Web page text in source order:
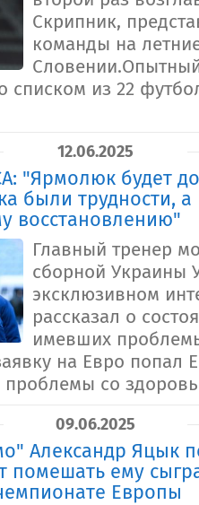
Скрипник,
команды на
списком из 22
12.06.2025
"Ярмолюк будет
были трудности, а
восстановлению"
Главный тренер
сборной Украины
эксклюзивном
рассказал о
имевших
на Евро попал
проблемы со
09.06.2025
Александр Яцык
помешать ему
Европы